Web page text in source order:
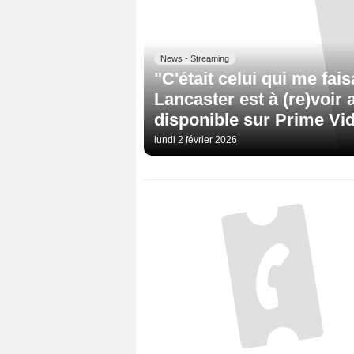
News - Streaming
"C'était celui qui me
Lancaster est à (re)voir
disponible sur Prime
lundi 2 février 2026